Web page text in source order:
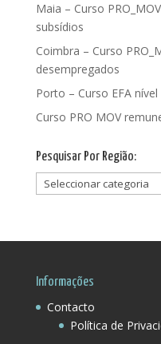
Maia – Curso
subsídios
Coimbra – Curso
desempregados
Porto – Curso EFA
Curso PRO MOV
Pesquisar Por Região:
Pesquisar
Por
Informações
Contacto
Política de